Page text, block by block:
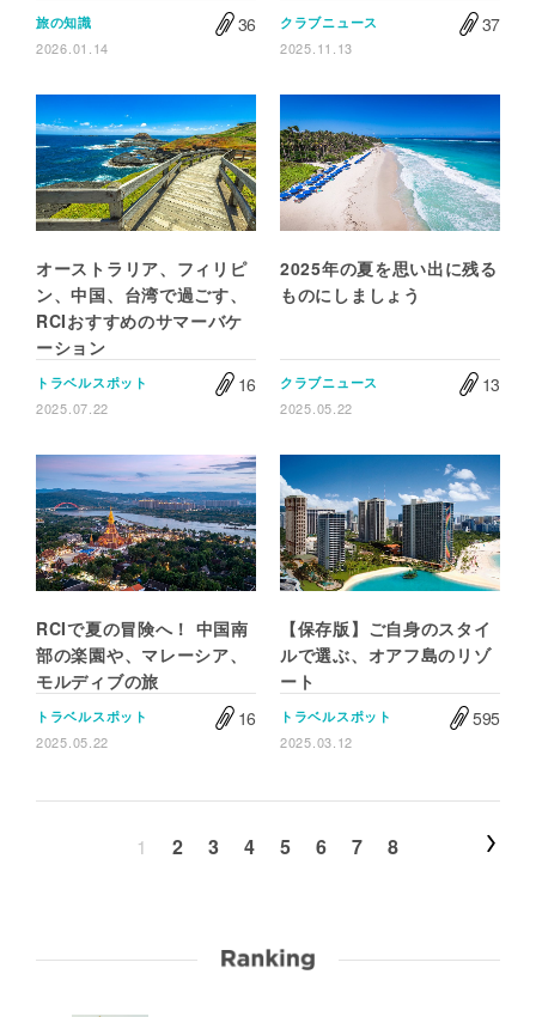
旅の知識
2026.01.14
36 クラブニュース
2025.11.13
37
オーストラリア、フィリピ
ン、中国、台湾で過ごす、
RCIおすすめのサマーバケ
ーション
トラベルスポット
2025.07.22
16
2025年の夏を思い出に残る
ものにしましょう
クラブニュース
2025.05.22
13
RCIで夏の冒険へ！ 中国南
部の楽園や、マレーシア、
モルディブの旅
トラベルスポット
2025.05.22
16
【保存版】ご自身のスタイ
ルで選ぶ、オアフ島のリゾ
ート
トラベルスポット
2025.03.12
595
1 2 3 4 5 6 7 8